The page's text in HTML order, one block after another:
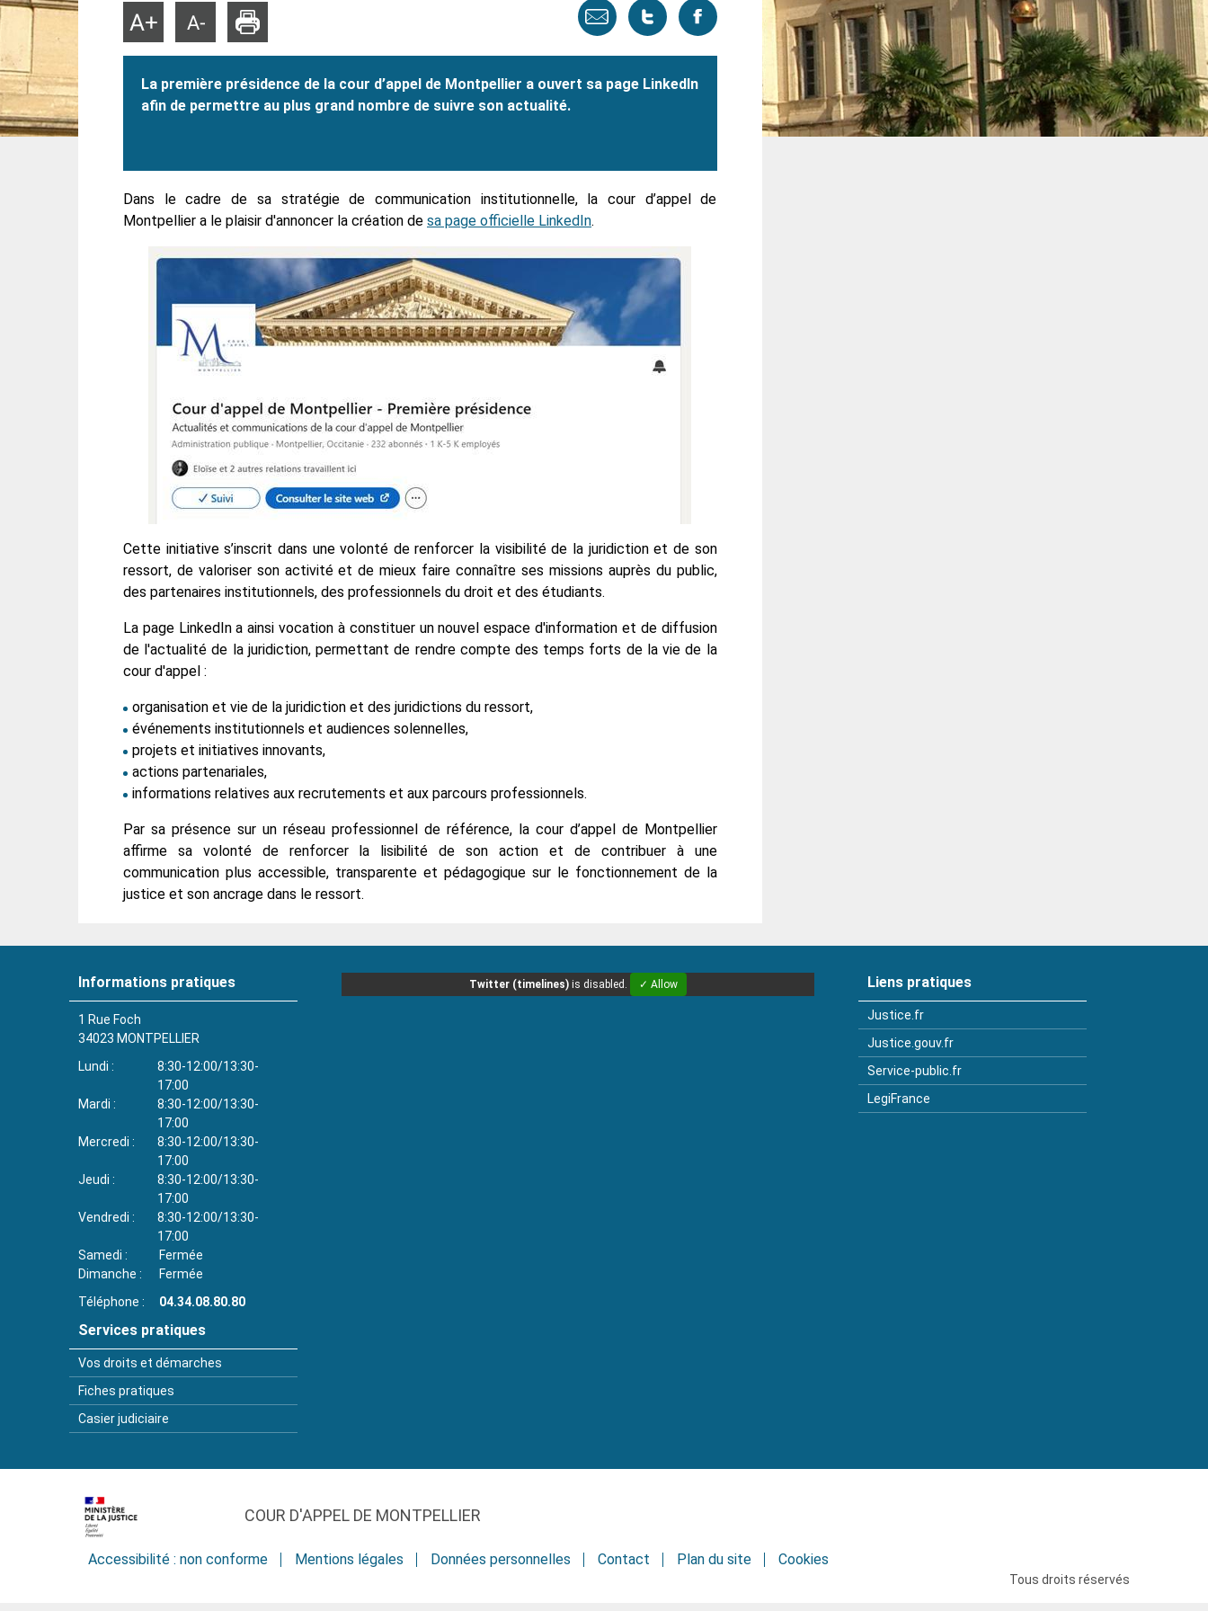
Envoyer
email
Tweeter
page
Partager
Agrandir Réduire
La première présidence de la cour d’appel de Montpellier a ouvert sa page LinkedIn
afin de permettre au plus grand nombre de suivre son actualité.
Dans le cadre de sa stratégie de communication institutionnelle, la cour d’appel de
Montpellier a le plaisir d'annoncer la création de sa page officielle LinkedIn.
Cette initiative s’inscrit dans une volonté de renforcer la visibilité de la juridiction et de son
ressort, de valoriser son activité et de mieux faire connaître ses missions auprès du public,
des partenaires institutionnels, des professionnels du droit et des étudiants.
La page LinkedIn a ainsi vocation à constituer un nouvel espace d'information et de diffusion
de l'actualité de la juridiction, permettant de rendre compte des temps forts de la vie de la
cour d'appel :
organisation et vie de la juridiction et des juridictions du ressort,
événements institutionnels et audiences solennelles,
projets et initiatives innovants,
actions partenariales,
informations relatives aux recrutements et aux parcours professionnels.
Par sa présence sur un réseau professionnel de référence, la cour d’appel de Montpellier
affirme sa volonté de renforcer la lisibilité de son action et de contribuer à une
communication plus accessible, transparente et pédagogique sur le fonctionnement de la
justice et son ancrage dans le ressort.
Informations pratiques
1 Rue Foch
34023 MONTPELLIER
Lundi
8:30-12:00/13:30-
17:00
Mardi
8:30-12:00/13:30-
17:00
Mercredi
8:30-12:00/13:30-
17:00
Jeudi
8:30-12:00/13:30-
17:00
Vendredi
8:30-12:00/13:30-
17:00
Samedi
Fermée
Dimanche
Fermée
Téléphone
04.34.08.80.80
Services pratiques
Vos droits et démarches
Fiches pratiques
Casier judiciaire
Twitter (timelines)is disabled. ✓ Allow Liens pratiques
Justice.fr
Justice.gouv.fr
Service-public.fr
LegiFrance
COUR D'APPEL DE MONTPELLIER
Accessibilité : non conforme Mentions légales Données personnelles Contact Plan du site Cookies
Tous droits réservés